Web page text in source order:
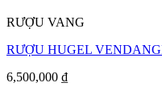
RƯỢU VANG
RƯỢU HUGEL
6,500,000 ₫